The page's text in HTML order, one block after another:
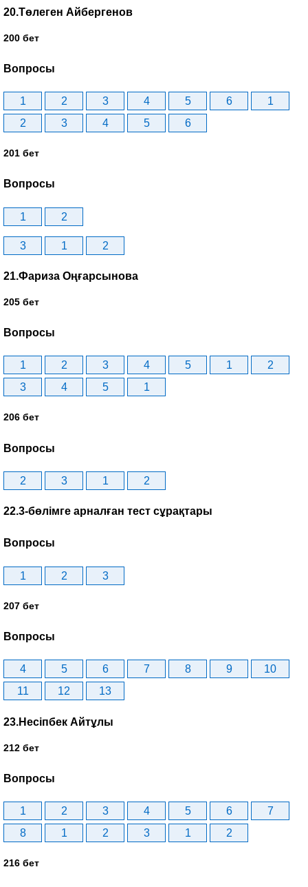
20.Төлеген Айбергенов
200 бет
Вопросы
1 2 3 4 5 6
1
2
3 4 5 6
201 бет
Вопросы
1 2
3 1 2
21.Фариза Оңғарсынова
205 бет
Вопросы
1 2 3 4 5 1
2
3
4 5 1
206 бет
Вопросы
2 3 1 2
22.3-бөлімге арналған тест сұрақтары
Вопросы
1 2 3
207 бет
Вопросы
4 5 6 7 8 9
10
11
12 13
23.Несіпбек Айтұлы
212 бет
Вопросы
1 2 3 4 5 6
7
8
1 2 3 1 2
216 бет